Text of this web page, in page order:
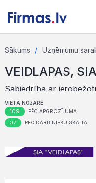
Sākums Uzņēmumu
VEIDLAPAS, SIA
Sabiedrība ar
VIETA NOZARĒ
109 PĒC APGROZĪJUMA
37 PĒC DARBINIEKU SKAITA